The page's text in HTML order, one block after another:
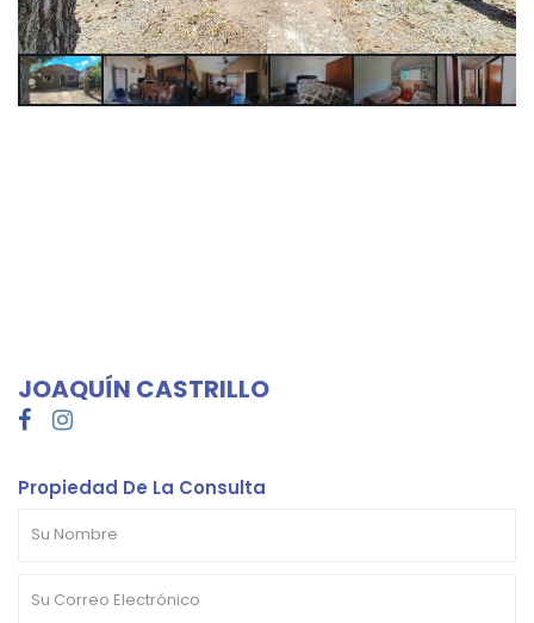
JOAQUÍN CASTRILLO
Propiedad De La Consulta